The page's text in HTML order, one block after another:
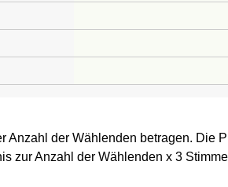
der Wählenden betragen. Die
zur Anzahl der Wählenden x 3